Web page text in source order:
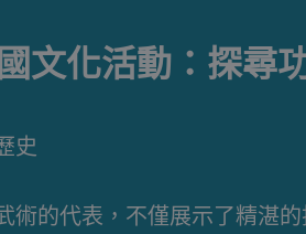
文化活動：探尋
史
術的代表，不僅展示了精湛